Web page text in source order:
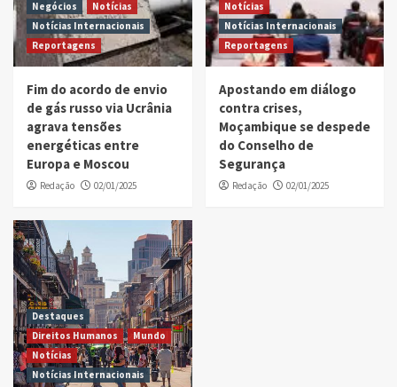
Negócios
Notícias
Notícias Internacionais
Reportagens
Fim do acordo de envio
de gás russo via Ucrânia
agrava tensões
energéticas entre
Europa e Moscou
Redação 02/01/2025
Notícias
Notícias Internacionais
Reportagens
Apostando em diálogo
contra crises,
Moçambique se despede
do Conselho de
Segurança
Redação 02/01/2025
Destaques
Direitos Humanos
Mundo
Notícias
Notícias Internacionais